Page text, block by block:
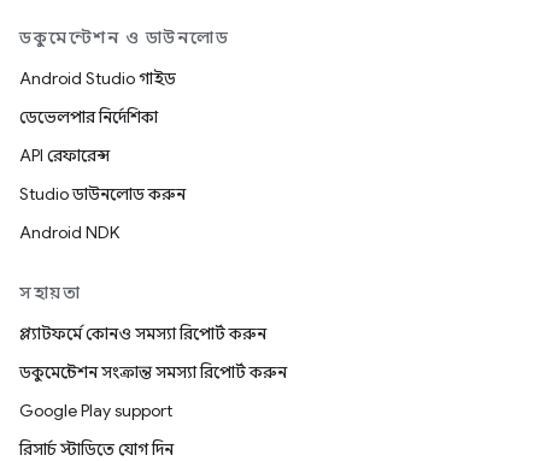
ডকুমেন্টেশন ও ডাউনলোড
Android Studio গাইড
ডেভেলপার নির্দেশিকা
API রেফারেন্স
Studio ডাউনলোড করুন
Android NDK
সহায়তা
প্ল্যাটফর্মে কোনও সমস্যা রিপোর্ট করুন
ডকুমেন্টেশন সংক্রান্ত সমস্যা রিপোর্ট করুন
Google Play support
রিসার্চ স্টাডিতে যোগ দিন